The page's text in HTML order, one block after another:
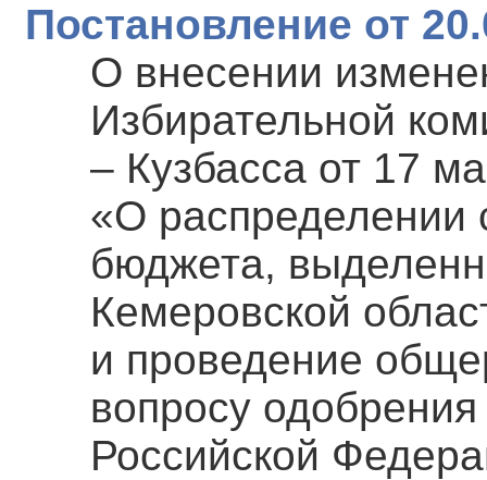
Постановление от
О внесении
Избирательной
– Кузбасса от 17
«О распределении
бюджета,
Кемеровской
и проведение
вопросу
Российской